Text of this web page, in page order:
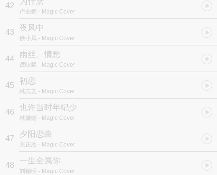
42
卢业媚 - Magic Cover
43 夜风中
徐小凤 - Magic Cover
44 雨丝、情愁
谭咏麟 - Magic Cover
45 初恋
林志美 - Magic Cover
46 也许当时年纪少
林姗姗 - Magic Cover
47 夕阳恋曲
关正杰 - Magic Cover
48 一生全属你
刘锡明 - Magic Cover